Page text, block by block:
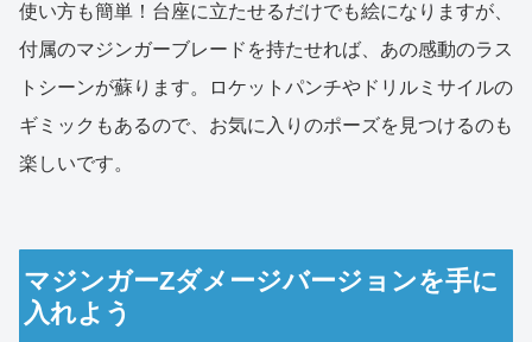
使い方も簡単！台座に立たせるだけでも絵になりますが、
付属のマジンガーブレードを持たせれば、あの感動のラス
トシーンが蘇ります。ロケットパンチやドリルミサイルの
ギミックもあるので、お気に入りのポーズを見つけるのも
楽しいです。
マジンガーZダメージバージョンを手に
入れよう